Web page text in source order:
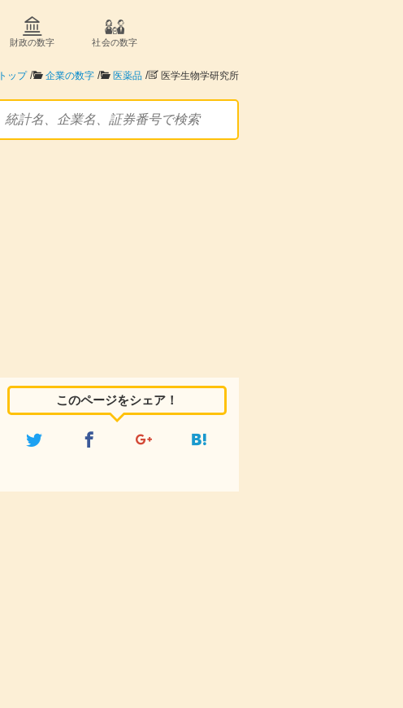
財政の数字 社会の数字
トップ/ 企業の数字 / 医薬品 / 医学生物学研究所
このページをシェア！